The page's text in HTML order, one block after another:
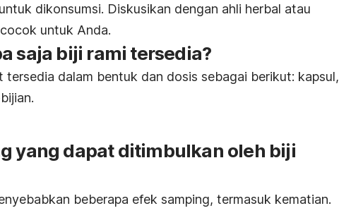
dikonsumsi. Diskusikan dengan ahli herbal atau
untuk Anda.
saja biji rami tersedia?
tersedia dalam bentuk dan dosis sebagai berikut: kapsul,
yang dapat ditimbulkan oleh biji
beberapa efek samping, termasuk kematian.